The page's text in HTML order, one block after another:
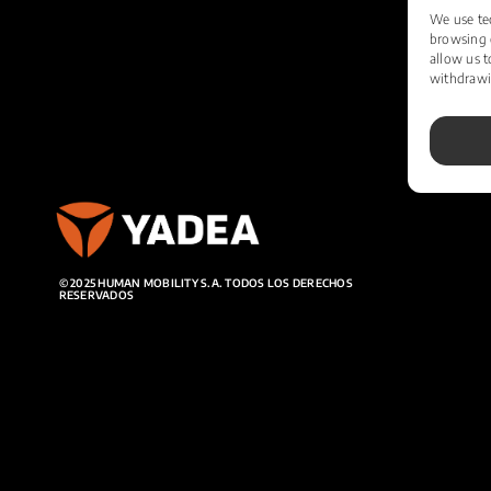
We use
browsing
allow us
© 2025 HUMAN MOBILITY S.A. TODOS LOS DERECHOS
RESERVADOS